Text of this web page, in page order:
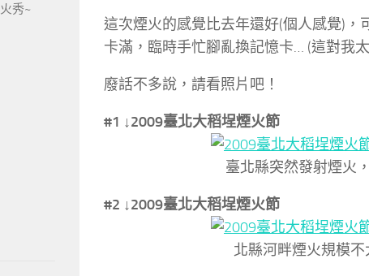
這次煙火的感覺比去年還好(個人感覺)
卡滿，臨時手忙腳亂換記憶卡… (這對我
廢話不多說，請看照片吧！
#1 ↓2009臺北大稻埕煙火節
臺北縣突然發射煙火
#2 ↓2009臺北大稻埕煙火節
北縣河畔煙火規模
秀~